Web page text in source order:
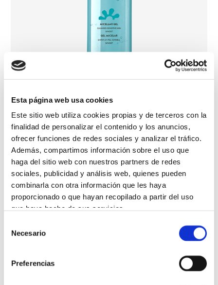
Esta página web usa cookies
Este sitio web utiliza cookies propias y de terceros con la
finalidad de personalizar el contenido y los anuncios,
ofrecer funciones de redes sociales y analizar el tráfico.
Además, compartimos información sobre el uso que
haga del sitio web con nuestros partners de redes
sociales, publicidad y análisis web, quienes pueden
combinarla con otra información que les haya
proporcionado o que hayan recopilado a partir del uso
que haya hecho de sus servicios.
Más información
Necesario
Preferencias
Micellás arclemosó gél